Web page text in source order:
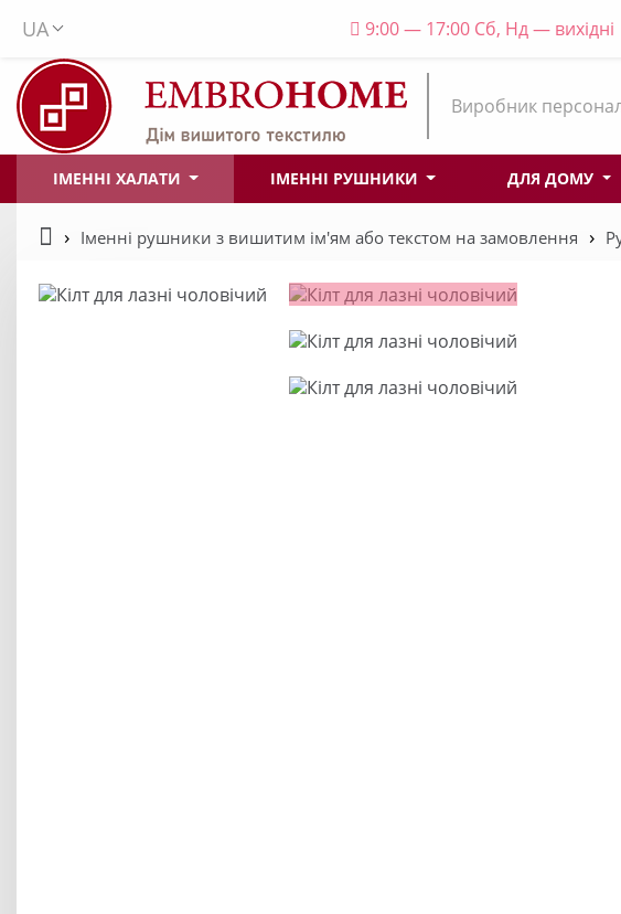
UA 9:00 — 17:00 Сб, Нд — вихідні
Виробник
ІМЕННІ ХАЛАТИ ІМЕННІ РУШНИКИ ДЛЯ ДОМУ
Іменні рушники з вишитим ім'ям або текстом на замовлення